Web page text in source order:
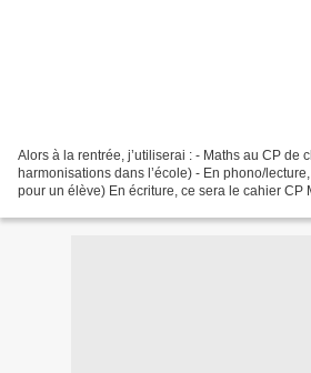
Alors à la rentrée, j’utiliserai : - Maths au CP de
harmonisations dans l’école) - En phono/
pour un élève) En écriture, ce sera le cahier CP